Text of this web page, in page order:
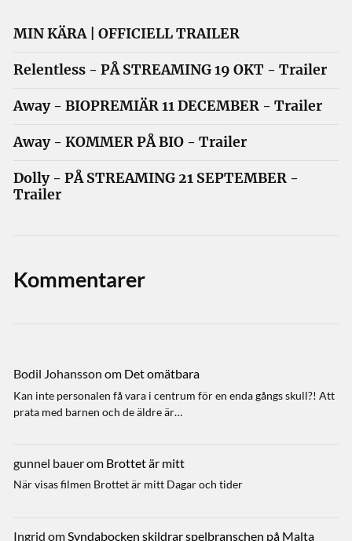
MIN KÄRA | OFFICIELL TRAILER
Relentless - PÅ STREAMING 19 OKT - Trailer
Away - BIOPREMIÄR 11 DECEMBER - Trailer
Away - KOMMER PÅ BIO - Trailer
Dolly - PÅ STREAMING 21 SEPTEMBER -
Trailer
Kommentarer
Bodil Johansson om Det omätbara
Kan inte personalen få vara i centrum för en enda gångs skull?! Att
prata med barnen och de äldre är…
gunnel bauerom Brottet är mitt
När visas filmen Brottet är mitt Dagar och tider
Ingrid om Syndabocken skildrar spelbranschen på Malta